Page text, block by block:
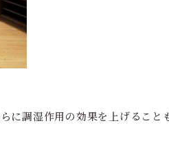
に調湿作用の効果を上げること